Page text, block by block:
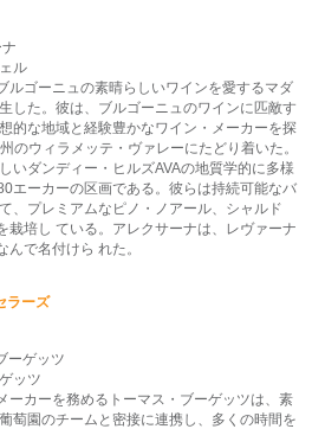
ル
ルゴーニュの素晴らしいワインを愛するマダ
した。彼は、ブルゴーニュのワインに匹敵す
的な地域と経験豊かなワイン・メーカーを探
のウィラメッテ・ヴァレーにたどり着いた。
いダンディー・ヒルズAVAの地質学的に多様
エーカーの区画である。彼らは持続可能なバ
、プレミアムなピノ・ノアール、シャルド
栽培し ている。アレクサーナは、レヴァーナ
で名付けら れた。
ラーズ
ーゲッツ
ッツ
ーカーを務めるトーマス・ブーゲッツは、素
萄園のチームと密接に連携し、多くの時間を